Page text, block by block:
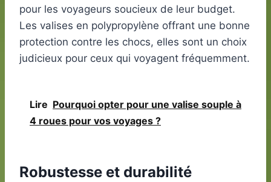
pour les voyageurs soucieux de leur budget.
Les valises en polypropylène offrant une bonne
protection contre les chocs, elles sont un choix
judicieux pour ceux qui voyagent fréquemment.
Lire Pourquoi opter pour une valise souple à
4 roues pour vos voyages ?
Robustesse et durabilité